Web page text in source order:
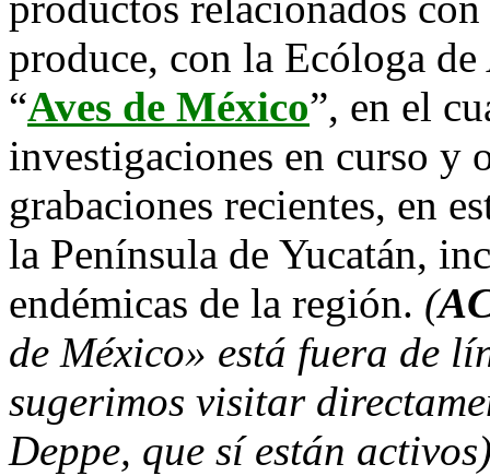
produce, con la Ecóloga
“Aves de México”, en el
investigaciones en curso y
grabaciones recientes, en
la Península de Yucatán,
endémicas de la región. (
de México» está fuera de
sugerimos visitar
Deppe, que sí están